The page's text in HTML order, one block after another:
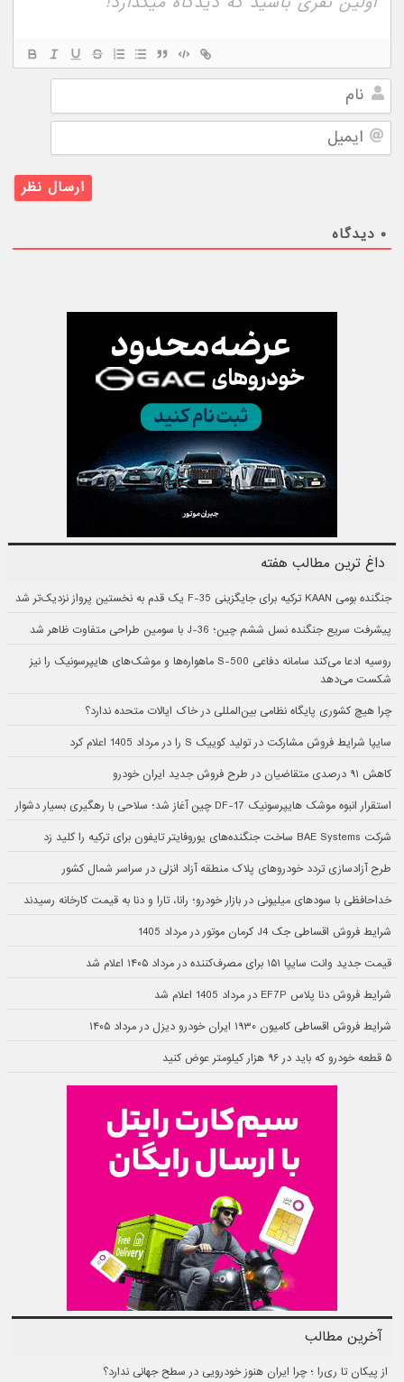
نام
ایمیل
۰ دیدگاه
داغ ترین مطالب هفته
جنگنده بومی KAAN ترکیه برای جایگزینی F-35 یک قدم به نخستین پرواز نزدیک‌تر شد
پیشرفت سریع جنگنده نسل ششم چین؛ J-36 با سومین طراحی متفاوت ظاهر شد
روسیه ادعا می‌کند سامانه دفاعی S-500 ماهواره‌ها و موشک‌های هایپرسونیک را نیز
شکست می‌دهد
چرا هیچ کشوری پایگاه نظامی بین‌المللی در خاک ایالات متحده ندارد؟
سایپا شرایط فروش مشارکت در تولید کوییک S را در مرداد 1405 اعلام کرد
کاهش ۹۱ درصدی متقاضیان در طرح فروش جدید ایران خودرو
استقرار انبوه موشک هایپرسونیک DF-17 چین آغاز شد؛ سلاحی با رهگیری بسیار دشوار
شرکت BAE Systems ساخت جنگنده‌های یوروفایتر تایفون برای ترکیه را کلید زد
طرح آزادسازی تردد خودروهای پلاک منطقه آزاد انزلی در سراسر شمال کشور
خداحافظی با سودهای میلیونی در بازار خودرو؛ رانا، تارا و دنا به قیمت کارخانه رسیدند
شرایط فروش اقساطی جک J4 کرمان موتور در مرداد 1405
قیمت جدید وانت سایپا ۱۵۱ برای مصرف‌کننده در مرداد ۱۴۰۵ اعلام شد
شرایط فروش دنا پلاس EF7P در مرداد 1405 اعلام شد
شرایط فروش اقساطی کامیون ۱۹۳۰ ایران خودرو دیزل در مرداد ۱۴۰۵
۵ قطعه خودرو که باید در ۹۶ هزار کیلومتر عوض کنید
آخرین مطالب
از پیکان تا ری‌را ؛ چرا ایران هنوز خودرویی در سطح جهانی ندارد؟